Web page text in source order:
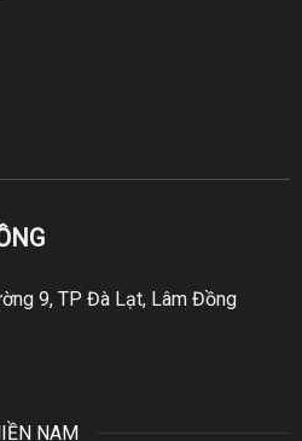
9, TP Đà Lạt, Lâm Đồng
NAM